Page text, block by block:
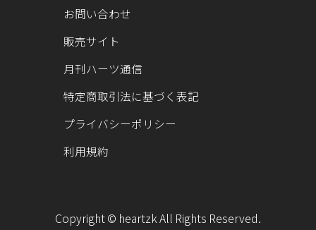
お問い合わせ
販売サイト
月刊ハーツ通信
特定商取引法に基づく表記
プライバシーポリシー
利用規約
Copyright © heartzk All Rights Reserved.